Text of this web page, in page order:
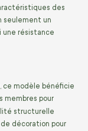
des
seulement un
une résistance
ce modèle bénéficie
membres pour
structurelle
décoration pour